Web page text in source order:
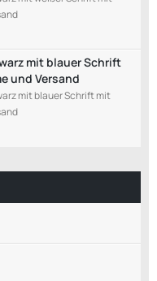
mit blauer Schrift
und Versand
mit blauer Schrift mit